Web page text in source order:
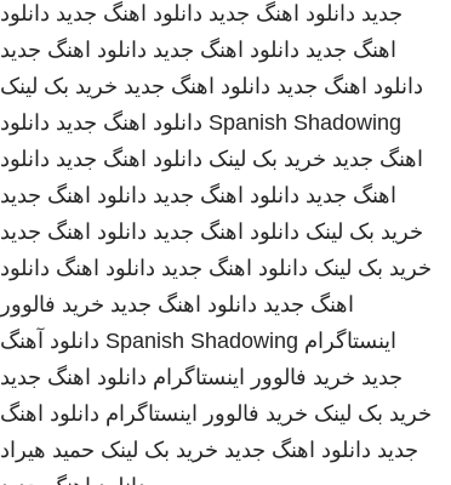
جدید دانلود اهنگ جدید دانلود اهنگ جدید دانلود
اهنگ جدید دانلود اهنگ جدید دانلود اهنگ جدید
دانلود اهنگ جدید دانلود اهنگ جدید خرید بک لینک
Spanish Shadowing دانلود اهنگ جدید دانلود
اهنگ جدید خرید بک لینک دانلود اهنگ جدید دانلود
اهنگ جدید دانلود اهنگ جدید دانلود اهنگ جدید
خرید بک لینک دانلود اهنگ جدید دانلود اهنگ جدید
خرید بک لینک دانلود اهنگ جدید دانلود اهنگ دانلود
اهنگ جدید دانلود اهنگ جدید خرید فالوور
اینستاگرام Spanish Shadowing دانلود آهنگ
جدید خرید فالوور اینستاگرام دانلود اهنگ جدید
خرید بک لینک خرید فالوور اینستاگرام دانلود اهنگ
جدید دانلود اهنگ جدید خرید بک لینک حمید هیراد